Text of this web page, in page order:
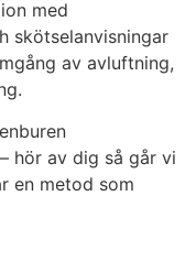
med
skötselanvisningar
av avluftning,
hör av dig så går vi
en metod som